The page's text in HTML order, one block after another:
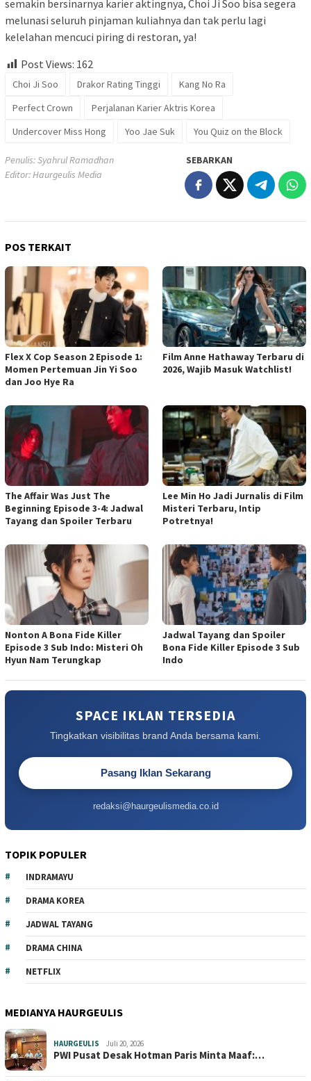
semakin bersinarnya karier aktingnya, Choi Ji Soo bisa segera
melunasi seluruh pinjaman kuliahnya dan tak perlu lagi
kelelahan mencuci piring di restoran, ya!
Post Views: 162
Choi Ji Soo Drakor Rating Tinggi
Kang No Ra
Perfect Crown
Perjalanan Karier Aktris Korea
Undercover Miss Hong
Yoo Jae Suk You Quiz on the Block
Penulis: Syahrul Ramadhan
Editor: Haurgeulis Media
SEBARKAN
POS TERKAIT
Flex X Cop Season 2 Episode 1:
Momen Pertemuan Jin Yi Soo
dan Joo Hye Ra
Film Anne Hathaway Terbaru di
2026, Wajib Masuk Watchlist!
The Affair Was Just The
Beginning Episode 3-4: Jadwal
Tayang dan Spoiler Terbaru
Lee Min Ho Jadi Jurnalis di Film
Misteri Terbaru, Intip
Potretnya!
Nonton A Bona Fide Killer
Episode 3 Sub Indo: Misteri Oh
Hyun Nam Terungkap
Jadwal Tayang dan Spoiler
Bona Fide Killer Episode 3 Sub
Indo
SPACE IKLAN TERSEDIA
Tingkatkan visibilitas brand Anda bersama kami.
Pasang Iklan Sekarang
redaksi@haurgeulismedia.co.id
TOPIK POPULER
INDRAMAYU
DRAMA KOREA
JADWAL TAYANG
DRAMA CHINA
NETFLIX
MEDIANYA HAURGEULIS
HAURGEULIS Juli 20, 2026
PWI Pusat Desak Hotman Paris Minta Maaf:…